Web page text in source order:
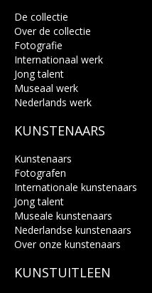
De collectie
Over de collectie
Fotografie
Internationaal werk
Jong talent
Museaal werk
Nederlands werk
KUNSTENAARS
Kunstenaars
Fotografen
Internationale kunstenaars
Jong talent
Museale kunstenaars
Nederlandse kunstenaars
Over onze kunstenaars
KUNSTUITLEEN